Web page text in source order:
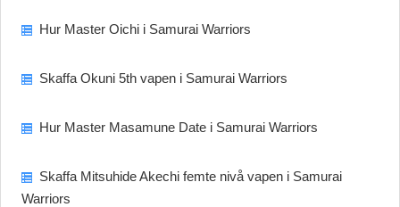
Hur Master Oichi i Samurai Warriors
Skaffa Okuni 5th vapen i Samurai Warriors
Hur Master Masamune Date i Samurai Warriors
Skaffa Mitsuhide Akechi femte nivå vapen i Samurai
Warriors